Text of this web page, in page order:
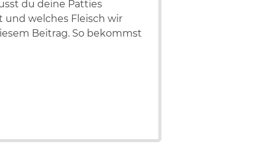
du deine Patties
welches Fleisch wir
Beitrag. So bekommst